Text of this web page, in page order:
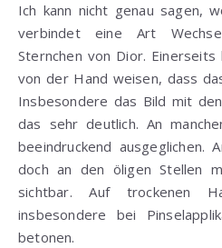
Ich kann nicht genau sagen,
verbindet eine Art
Sternchen von Dior.
von der Hand weisen, dass
Insbesondere das Bild mit
das sehr deutlich. An
beeindruckend ausgeglichen.
doch an den öligen Stellen
sichtbar. Auf trockenen
insbesondere bei
betonen.